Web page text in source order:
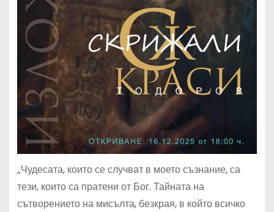
„Чудесата, които се случват в моето съзнание, са
тези, които са пратени от Бог. Тайната на
сътворението на мисълта, безкрая, в който всичко